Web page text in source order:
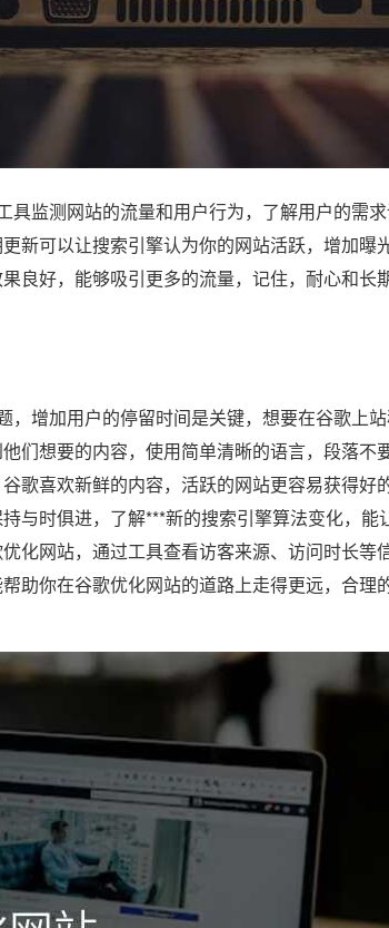
监测网站的流量和用户行为，了解用户的需
新可以让搜索引擎认为你的网站活跃，增加曝
良好，能够吸引更多的流量，记住，耐心和长
增加用户的停留时间是关键，想要在谷歌上
们想要的内容，使用简单清晰的语言，段落不
歌喜欢新鲜的内容，活跃的网站更容易获得好
与时俱进，了解***新的搜索引擎算法变化，能
化网站，通过工具查看访客来源、访问时长等
助你在谷歌优化网站的道路上走得更远，合理